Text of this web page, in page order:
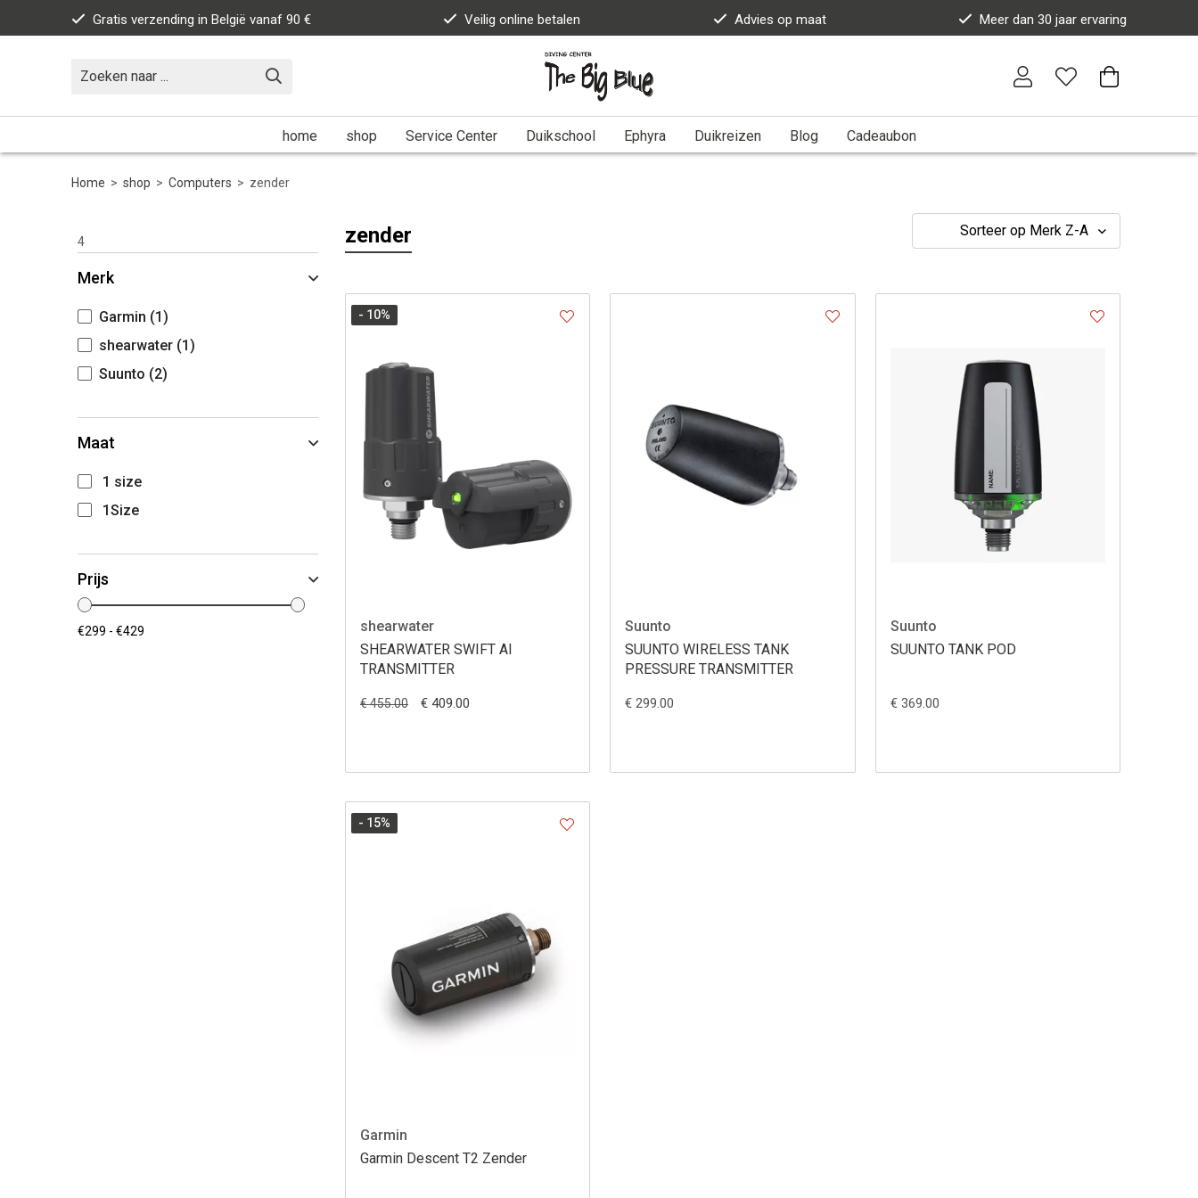
Gratis verzending in België vanaf 90 € Veilig online betalen Advies op maat Meer dan 30 jaar ervaring
home shop Service Center Duikschool Ephyra Duikreizen Blog Cadeaubon
Home > shop > Computers > zender
4
Merk
Garmin (1)
shearwater (1)
Suunto (2)
Maat
1 size
1Size
Prijs
zender
shearwater
SHEARWATER SWIFT AI
TRANSMITTER
€ 455.00 € 409.00
- 10%
Suunto
SUUNTO WIRELESS TANK
PRESSURE TRANSMITTER
€ 299.00
Suunto
SUUNTO TANK POD
€ 369.00
Garmin
Garmin Descent T2 Zender
- 15%